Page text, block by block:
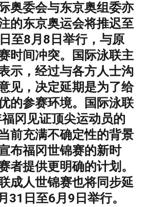
奥委会与东京奥组委亦
的东京奥运会将推迟至
至8月8日举行，与原
时间冲突。国际泳联主
示，经过与各方人士沟
见，决定延期是为了给
的参赛环境。国际泳联
冈见证顶尖运动员的
前充满不确定性的背景
布福冈世锦赛的新时
者提供更明确的计划。
成人世锦赛也将同步延
31日至6月9日举行。